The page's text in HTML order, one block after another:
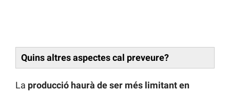
Quins altres aspectes cal preveure?
La producció haurà de ser més limitant en